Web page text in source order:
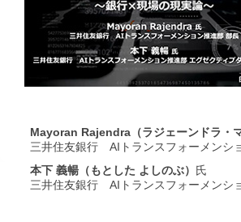
Mayoran Rajendra（ラジェーンドラ・マ
三井住友銀行 AIトランスフォーメンシ
本下 義暢（もとした よしのぶ） 氏
三井住友銀行 AIトランスフォーメンシ